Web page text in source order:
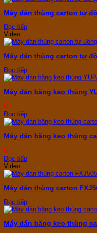
Máy dán thùng carton tự
Đọc tiếp
Video
Máy dán thùng carton tự
Đọc tiếp
Máy dán băng keo thùng
0₫
Đọc tiếp
Máy dán băng keo thùng
0₫
Đọc tiếp
Video
Máy dán thùng carton
Đọc tiếp
Máy dán băng keo thùng